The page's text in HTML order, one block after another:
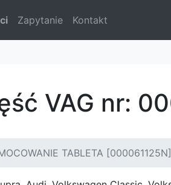
Zapytanie Kontakt
VAG nr:
TABLETA [000061125N]